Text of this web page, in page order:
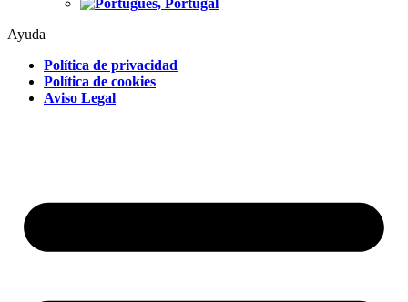
Ayuda
Política de privacidad
Política de cookies
Aviso Legal